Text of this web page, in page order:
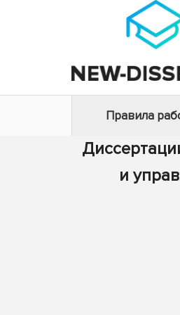
Правила
и